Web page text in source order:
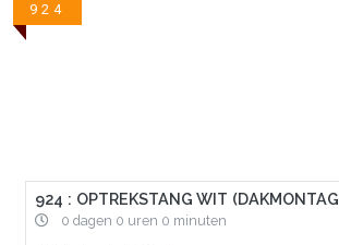
924
924 : OPTREKSTANG WIT
0 dagen 0 uren 0 minuten